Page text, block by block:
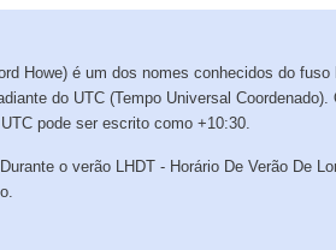
Howe) é um dos nomes conhecidos do fuso
do UTC (Tempo Universal Coordenado).
pode ser escrito como +10:30.
o verão LHDT - Horário De Verão De